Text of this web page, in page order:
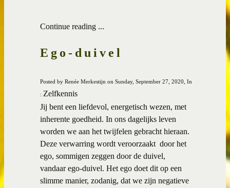
Continue reading ...
Ego-duivel
Posted by Renée Merkestijn on Sunday, September 27, 2020, In
: Zelfkennis
Jij bent een liefdevol, energetisch wezen, met
inherente goedheid. In ons dagelijks leven
worden we aan het twijfelen gebracht hieraan.
Deze verwarring wordt veroorzaakt door het
ego, sommigen zeggen door de duivel,
vandaar ego-duivel. Het ego doet dit op een
slimme manier, zodanig, dat we zijn negatieve